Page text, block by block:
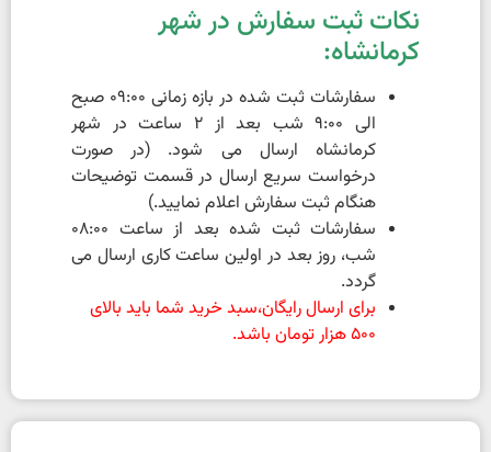
نکات ثبت سفارش در شهر
کرمانشاه:
سفارشات ثبت شده در بازه زمانی 09:00 صبح
الی 9:00 شب بعد از 2 ساعت در شهر
کرمانشاه ارسال می شود. (در صورت
درخواست سریع ارسال در قسمت توضیحات
هنگام ثبت سفارش اعلام نمایید.)
سفارشات ثبت شده بعد از ساعت 08:00
شب، روز بعد در اولین ساعت کاری ارسال می
گردد.
برای ارسال رایگان،سبد خرید شما باید بالای
500 هزار تومان باشد.